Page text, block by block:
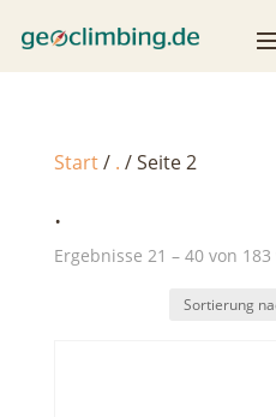
Start/ . / Seite 2
.
Ergebnisse 21 – 40 von